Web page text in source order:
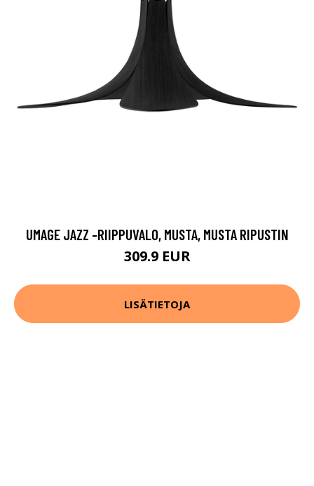
UMAGE JAZZ -RIIPPUVALO, MUSTA, MUSTA RIPUSTIN
309.9 EUR
LISÄTIETOJA